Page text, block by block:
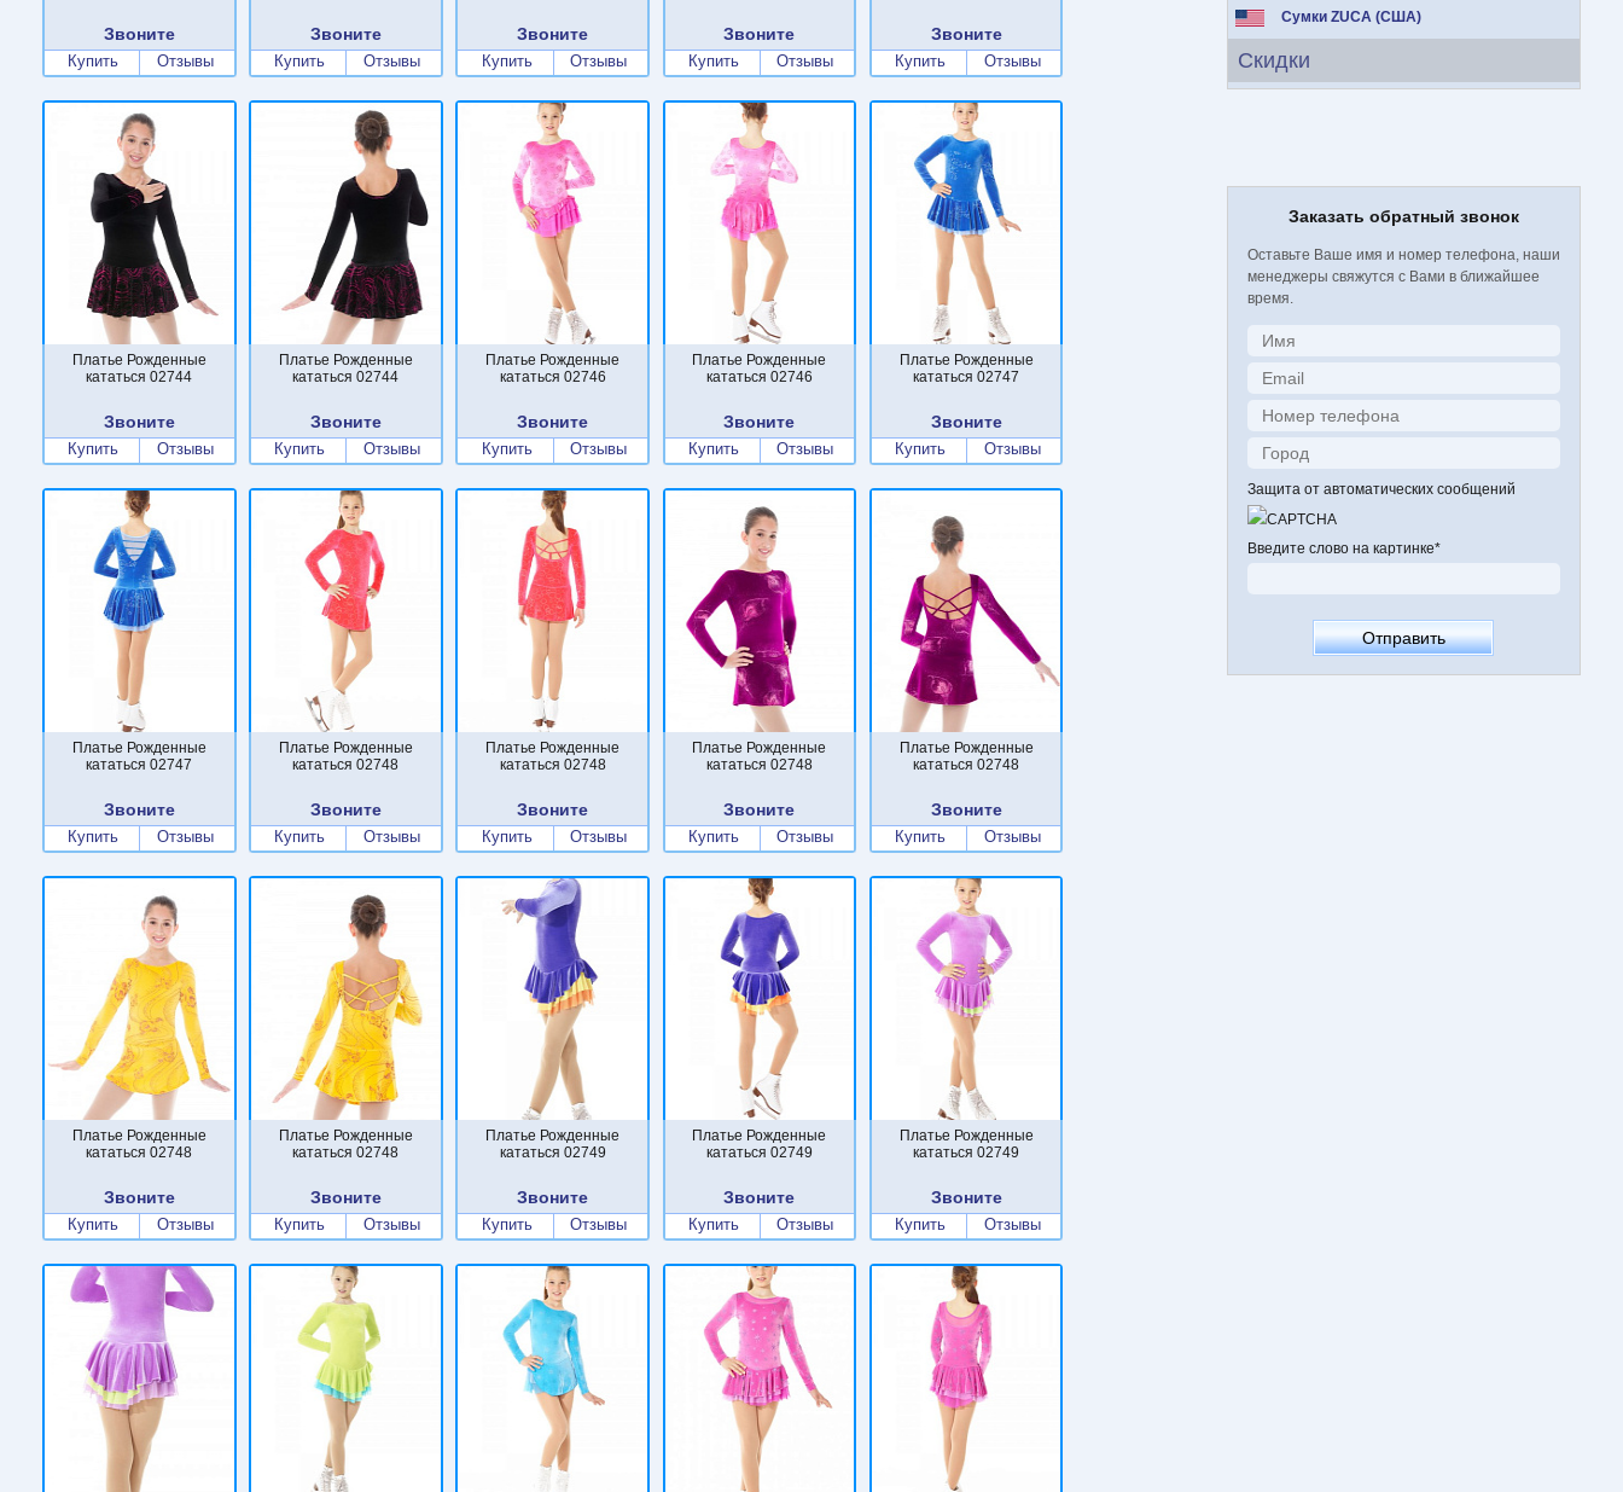
Сумки ZUCA (США)
Скидки
Заказать обратный звонок
Оставьте Ваше имя и номер телефона, наши
менеджеры свяжутся с Вами в ближайшее
время.
Защита от автоматических сообщений
Введите слово на картинке*
Звоните
Купить Отзывы
Звоните
Купить Отзывы
Звоните
Купить Отзывы
Звоните
Купить Отзывы
Звоните
Купить Отзывы
Платье Рожденные
кататься 02744
Звоните
Купить Отзывы
Платье Рожденные
кататься 02744
Звоните
Купить Отзывы
Платье Рожденные
кататься 02746
Звоните
Купить Отзывы
Платье Рожденные
кататься 02746
Звоните
Купить Отзывы
Платье Рожденные
кататься 02747
Звоните
Купить Отзывы
Платье Рожденные
кататься 02747
Звоните
Купить Отзывы
Платье Рожденные
кататься 02748
Звоните
Купить Отзывы
Платье Рожденные
кататься 02748
Звоните
Купить Отзывы
Платье Рожденные
кататься 02748
Звоните
Купить Отзывы
Платье Рожденные
кататься 02748
Звоните
Купить Отзывы
Платье Рожденные
кататься 02748
Звоните
Купить Отзывы
Платье Рожденные
кататься 02748
Звоните
Купить Отзывы
Платье Рожденные
кататься 02749
Звоните
Купить Отзывы
Платье Рожденные
кататься 02749
Звоните
Купить Отзывы
Платье Рожденные
кататься 02749
Звоните
Купить Отзывы